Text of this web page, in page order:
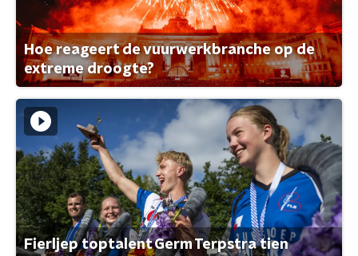
Hoe reageert de vuurwerkbranche op de
extreme droogte?
Fierljep toptalent Germ Terpstra tien